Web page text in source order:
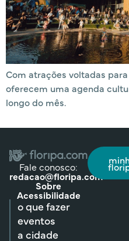
Com atrações voltadas
oferecem uma agenda
longo do mês.
Fale conosco:
redacao@floripa.com
Sobre
Acessibilidade
o que fazer
eventos
a cidade